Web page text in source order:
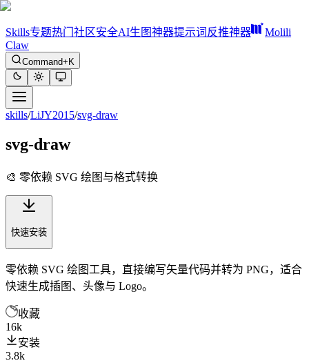
Skills专题热门 社区安全AI生图神器提示词反推神器
Molili
Claw
Command+K
skills/LiJY2015/svg-draw
svg-draw
🎨 零依赖 SVG 绘图与格式转换
快速安装
零依赖 SVG 绘图工具，直接编写矢量代码并转为 PNG，适合
快速生成插图、头像与 Logo。
收藏
16k
安装
3.8k